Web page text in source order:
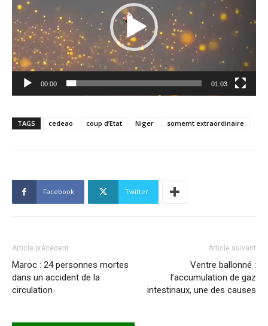
00:00 01:03
TAGS cedeao coup d’Etat Niger somemt extraordinaire
Facebook Twitter
Article précédent
Maroc : 24 personnes mortes
dans un accident de la
circulation
Article suivant
Ventre ballonné :
l’accumulation de gaz
intestinaux, une des causes